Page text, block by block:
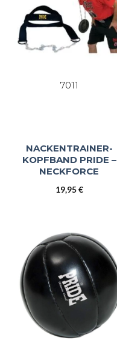
7011
NACKENTRAINER-
KOPFBAND PRIDE –
NECKFORCE
19,95€